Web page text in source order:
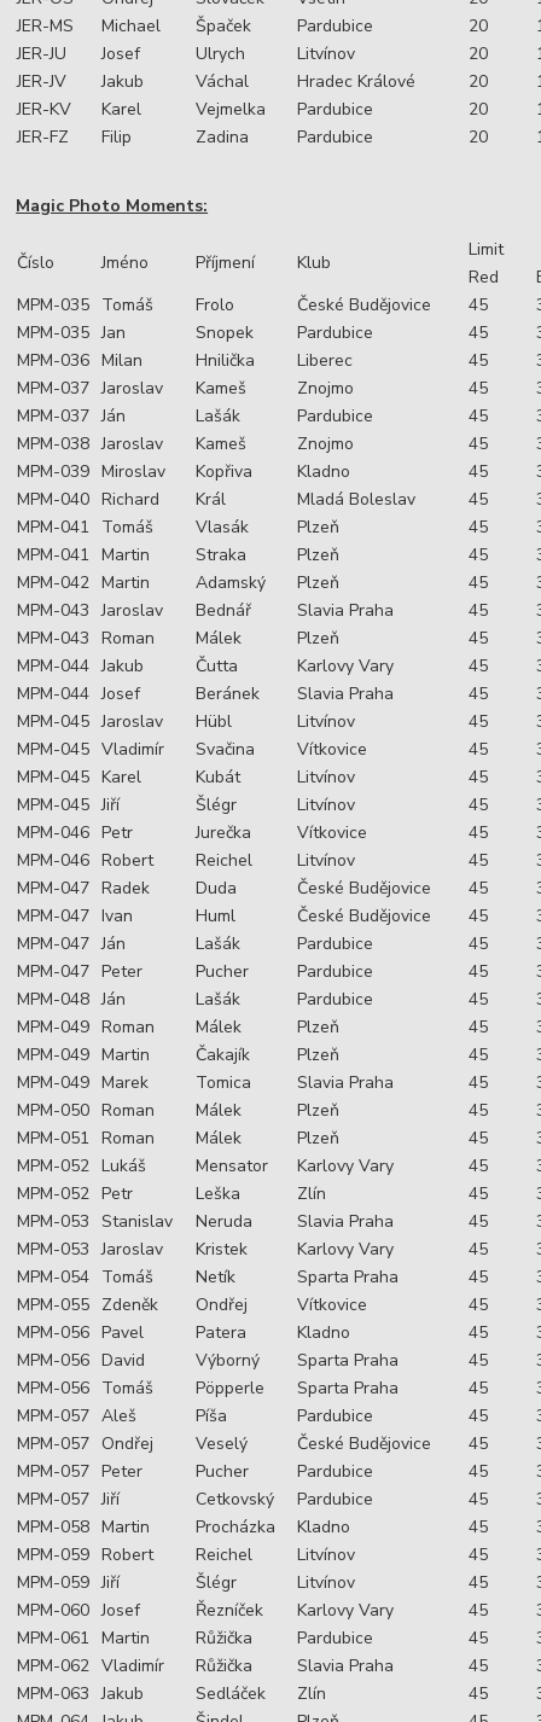
JER-MS
Michael Špaček Pardubice 20
JER-JU
Josef Ulrych Litvínov 20
JER-JV
Jakub Váchal Hradec Králové 20
JER-KV
Karel Vejmelka Pardubice 20
JER-FZ
Filip Zadina Pardubice 20
Magic Photo Moments:
Číslo Jméno Příjmení Klub
Limit
Red
MPM-035 Tomáš Frolo České Budějovice 45
MPM-035 Jan Snopek Pardubice 45
MPM-036 Milan Hnilička Liberec 45
MPM-037 Jaroslav Kameš Znojmo 45
MPM-037 Ján Lašák Pardubice 45
MPM-038 Jaroslav Kameš Znojmo 45
MPM-039 Miroslav Kopřiva Kladno 45
MPM-040 Richard Král Mladá Boleslav 45
MPM-041
Tomáš Vlasák Plzeň 45
MPM-041 Martin Straka Plzeň 45
MPM-042 Martin Adamský Plzeň 45
MPM-043 Jaroslav Bednář Slavia Praha 45
MPM-043 Roman Málek Plzeň 45
MPM-044 Jakub Čutta Karlovy Vary 45
MPM-044 Josef Beránek Slavia Praha 45
MPM-045 Jaroslav Hübl Litvínov 45
MPM-045 Vladimír Svačina Vítkovice 45
MPM-045 Karel Kubát Litvínov 45
MPM-045 Jiří Šlégr Litvínov 45
MPM-046 Petr Jurečka Vítkovice 45
MPM-046 Robert Reichel Litvínov 45
MPM-047 Radek Duda České Budějovice 45
MPM-047 Ivan Huml České Budějovice 45
MPM-047 Ján Lašák Pardubice 45
MPM-047 Peter Pucher Pardubice 45
MPM-048 Ján Lašák Pardubice 45
MPM-049 Roman Málek Plzeň 45
MPM-049 Martin Čakajík Plzeň 45
MPM-049 Marek Tomica Slavia Praha 45
MPM-050 Roman Málek Plzeň 45
MPM-051 Roman Málek Plzeň 45
MPM-052 Lukáš Mensator Karlovy Vary 45
MPM-052 Petr Leška Zlín 45
MPM-053 Stanislav Neruda Slavia Praha 45
MPM-053 Jaroslav Kristek Karlovy Vary 45
MPM-054 Tomáš Netík Sparta Praha 45
MPM-055 Zdeněk Ondřej Vítkovice 45
MPM-056 Pavel Patera Kladno 45
MPM-056 David Výborný Sparta Praha 45
MPM-056 Tomáš Pöpperle Sparta Praha 45
MPM-057 Aleš Píša Pardubice 45
MPM-057 Ondřej Veselý České Budějovice 45
MPM-057 Peter Pucher Pardubice 45
MPM-057 Jiří Cetkovský Pardubice 45
MPM-058 Martin Procházka Kladno 45
MPM-059 Robert Reichel Litvínov 45
MPM-059 Jiří Šlégr Litvínov 45
MPM-060 Josef Řezníček Karlovy Vary 45
MPM-061 Martin Růžička Pardubice 45
MPM-062 Vladimír Růžička Slavia Praha 45
MPM-063 Jakub Sedláček Zlín 45